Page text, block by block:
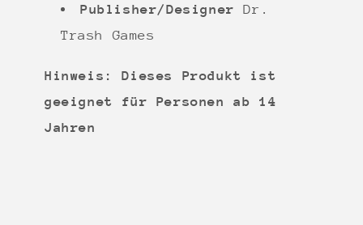
Publisher/DesignerDr.
Trash Games
Hinweis: Dieses Produkt ist
geeignet für Personen ab 14
Jahren